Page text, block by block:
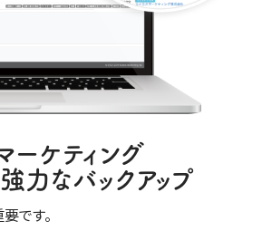
ーケティング
力なバックアップ
です。